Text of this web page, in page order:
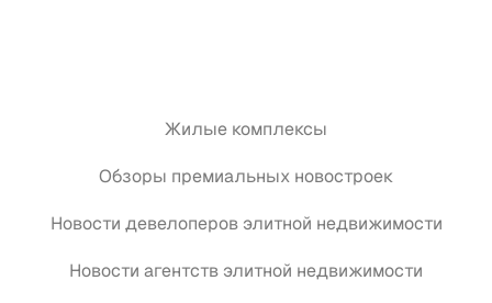
Жилые комплексы
Обзоры премиальных новостроек
Новости девелоперов элитной недвижимости
Новости агентств элитной недвижимости